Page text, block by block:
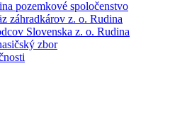
pozemkové spoločenstvo
záhradkárov z. o. Rudina
Slovenska z. o. Rudina
zbor